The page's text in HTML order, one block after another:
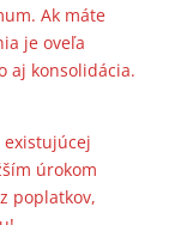
Ak máte
je oveľa
aj konsolidácia.
úrokom
poplatkov,